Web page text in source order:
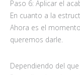
Paso 6: Aplicar el
En cuanto a la
Ahora es el
queremos darle.
Dependiendo del